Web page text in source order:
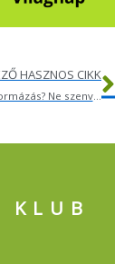
HASZNOS CIKK
Szakdolgozat formázás? Ne szenvedj vele feleslegesen!
KLUB